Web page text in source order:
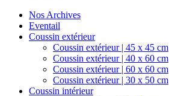
Nos Archives
Eventail
Coussin extérieur
Coussin extérieur | 45 x 45 cm
Coussin extérieur | 40 x 60 cm
Coussin extérieur | 60 x 60 cm
Coussin extérieur | 30 x 50 cm
Coussin intérieur